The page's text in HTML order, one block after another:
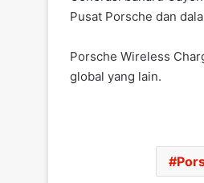
Pusat Porsche dan
Porsche Wireless
global yang lain.